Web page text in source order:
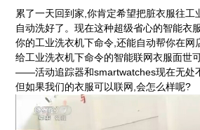
累了一天回到家,你肯定希望把脏衣服往工
自动洗好了。现在这种超级省心的智能衣
你的工业洗衣机下命令,还能自动帮你在网
给工业洗衣机下命令的智能联网衣服面世
——活动追踪器和smartwatches现在无处
但如果我们的衣服可以联网,会怎么样呢?